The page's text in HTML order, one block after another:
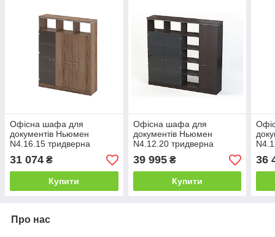
Офісна шафа для
документів Ньюмен
N4.16.15 тридверна
корпус ДСП фасад ДСП
скло бронза (MConcept-
ТМ)
31 074 ₴
Купити
Офісна шафа для
документів Ньюмен
N4.12.20 тридверна
корпус ДСП фасад ДСП
скло бронза (MConcept-
ТМ)
39 995₴
Купити
36
Про нас